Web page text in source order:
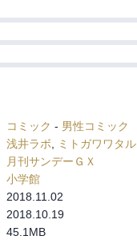
コミック - 男性コミック
浅井ラボ ミトガワワタル
月刊サンデーＧＸ
小学館
2018.11.02
2018.10.19
45.1MB